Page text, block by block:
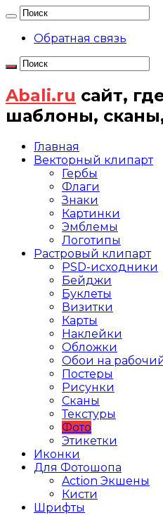
Обратная связь
Abali.ru сайт,
шаблоны,
Главная
Векторный клипарт
Гербы
Флаги
Знаки
Картинки
Эмблемы
Логотипы
Растровый клипарт
PSD-исходники
Бейджи
Буклеты
Визитки
Карты
Наклейки
Обложки
Обои на
Постеры
Рисунки
Сканы
Текстуры
Фото
Этикетки
Иконки
Для Фотошопа
Action Экшены
Кисти
Шрифты